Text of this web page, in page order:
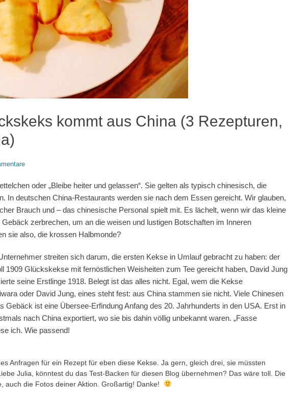
kommt aus China (3 Rezepturen,
oder „Bleibe heiter und gelassen“. Sie gelten als typisch chinesisch, die
In deutschen China-Restaurants werden sie nach dem Essen gereicht. Wir glauben,
Brauch und – das chinesische Personal spielt mit. Es lächelt, wenn wir das kleine
zerbrechen, um an die weisen und lustigen Botschaften im Inneren
sie also, die krossen Halbmonde?
streiten sich darum, die ersten Kekse in Umlauf gebracht zu haben: der
1909 Glückskekse mit fernöstlichen Weisheiten zum Tee gereicht haben, David Jung
seine Erstlinge 1918. Belegt ist das alles nicht. Egal, wem die Kekse
oder David Jung, eines steht fest: aus China stammen sie nicht. Viele Chinesen
Gebäck ist eine Übersee-Erfindung Anfang des 20. Jahrhunderts in den USA. Erst in
nach China exportiert, wo sie bis dahin völlig unbekannt waren. „Fasse
ich. Wie passend!
Anfragen für ein Rezept für eben diese Kekse. Ja gern, gleich drei, sie müssten
Julia, könntest du das Test-Backen für diesen Blog übernehmen? Das wäre toll. Die
auch die Fotos deiner Aktion. Großartig! Danke!